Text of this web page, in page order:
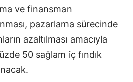
ve finansman
pazarlama sürecinde
azaltılması amacıyla
50 sağlam iç fındık